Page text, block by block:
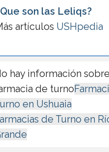
son las Leliqs?
artículos USHpedia
hay información
de turno
en Ushuaia
de Turno en